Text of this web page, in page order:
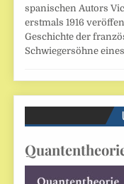
spanischen Autors
erstmals 1916
Geschichte der
Schwiegersöhne